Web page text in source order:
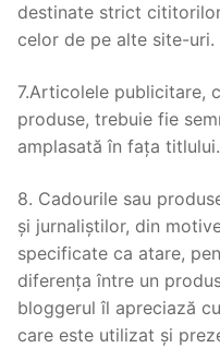
destinate strict
celor de pe alte site-uri.
7.Articolele publicitare,
produse, trebuie fie
amplasată în fața titlului.
8. Cadourile sau
și jurnaliștilor, din
specificate ca atare,
diferența între un
bloggerul îl apreciază
care este utilizat și